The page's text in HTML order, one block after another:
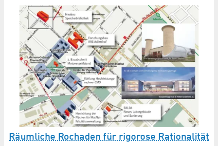
Räumliche Rochaden für rigorose Rationalität